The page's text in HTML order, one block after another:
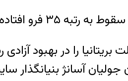
۳۵ فرو افتاده است.
را در بهبود
جولیان آسانژ